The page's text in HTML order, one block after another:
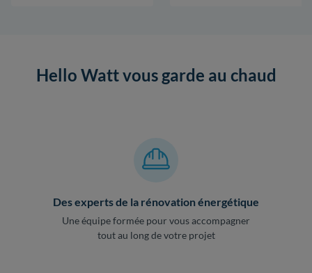
Hello Watt vous garde au chaud
Des experts de la rénovation énergétique
Une équipe formée pour vous accompagner
tout au long de votre projet